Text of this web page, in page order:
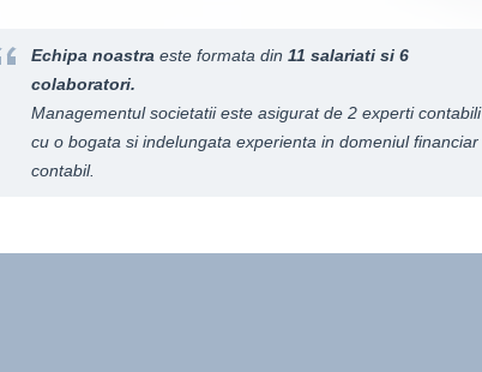
Echipa noastra este formata din 11 salariati si 6
colaboratori.
Managementul societatii este asigurat de 2 experti contabili
cu o bogata si indelungata experienta in domeniul financiar
contabil.